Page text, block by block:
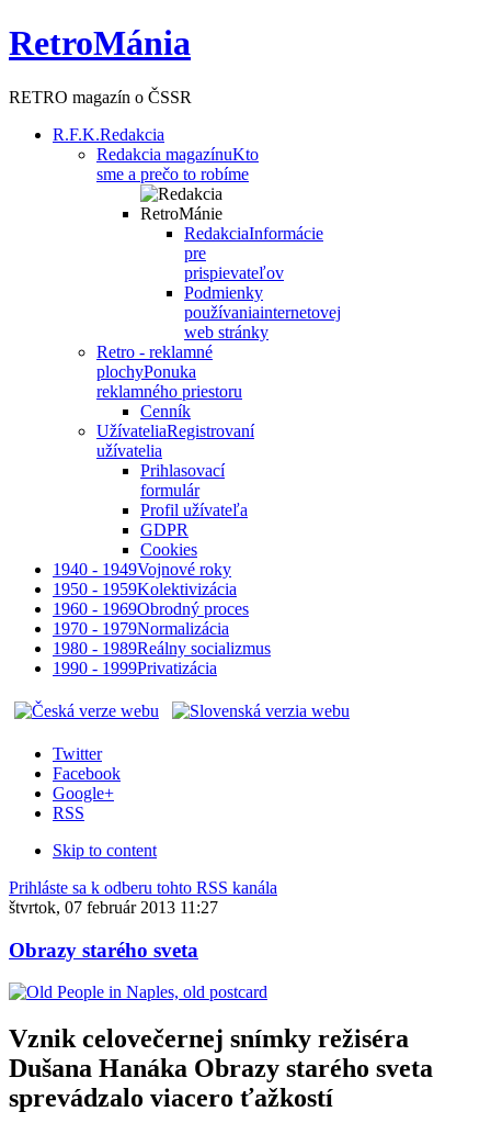
RetroMánia
RETRO magazín o ČSSR
R.F.K.Redakcia
Redakcia magazínuKto
sme a prečo to robíme
RedakciaInformácie
pre
prispievateľov
Podmienky
používaniainternetovej
web stránky
Retro - reklamné
plochyPonuka
reklamného priestoru
Cenník
UžívateliaRegistrovaní
užívatelia
Prihlasovací
formulár
Profil užívateľa
GDPR
Cookies
1940 - 1949Vojnové roky
1950 - 1959Kolektivizácia
1960 - 1969Obrodný proces
1970 - 1979Normalizácia
1980 - 1989Reálny socializmus
1990 - 1999Privatizácia
Twitter
Facebook
Google+
RSS
Skip to content
Prihláste sa k odberu tohto RSS kanála
štvrtok, 07 február 2013 11:27
Obrazy starého sveta
Vznik celovečernej snímky režiséra
Dušana Hanáka Obrazy starého sveta
sprevádzalo viacero ťažkostí